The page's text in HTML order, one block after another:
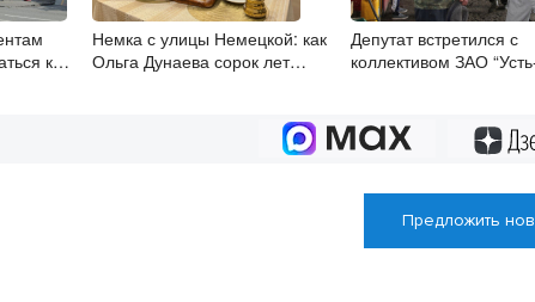
к
Немка с улицы Немецкой: как
Ольга Дунаева сорок лет
Депутат встретился с
коллективом ЗАО
Предложить